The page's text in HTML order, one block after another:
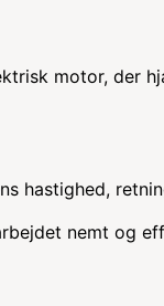
motor, der
hastighed,
nemt og